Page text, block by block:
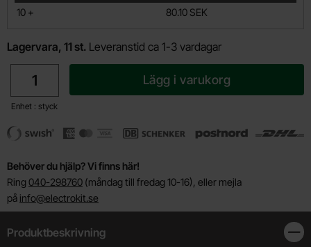
10 +
till 80.10 SEK
Lagervara, 11 st. Leveranstid ca 1-3 vardagar
Enhet : styck
Lägg i varukorg
Behöver du hjälp? Vi finns här!
Ring 040-298760 (måndag till fredag 10-16), eller mejla
på info@electrokit.se
Produktbeskrivning